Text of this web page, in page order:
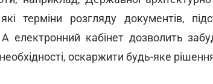
терміни розгляду документів,
А електронний кабінет дозволить
оскаржити будь-яке